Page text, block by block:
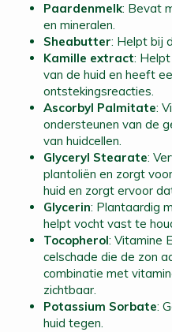
Paardenmelk: Bevat
en mineralen.
Sheabutter: Helpt bij
Kamille extract:
van de huid en heeft
ontstekingsreacties.
Ascorbyl Palmitate:
ondersteunen van de
van huidcellen.
Glyceryl Stearate:
plantoliën en zorgt
huid en zorgt ervoor
Glycerin: Plantaardig
helpt vocht vast te
Tocopherol: Vitamine
celschade die de zon
combinatie met
zichtbaar.
Potassium Sorbate:
huid tegen.